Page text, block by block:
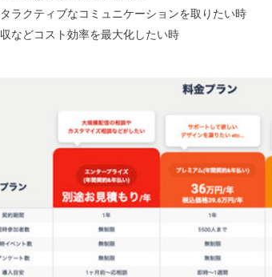
ラクティブなコミュニケーションを取りたい時
などコスト効率を最大化したい時